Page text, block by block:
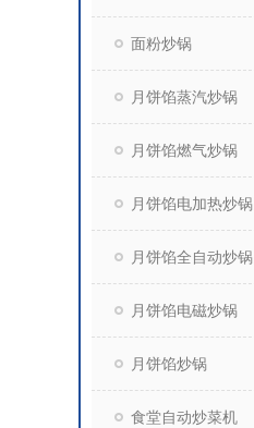
面粉炒锅
月饼馅蒸汽炒锅
月饼馅燃气炒锅
月饼馅电加热炒锅
月饼馅全自动炒锅
月饼馅电磁炒锅
月饼馅炒锅
食堂自动炒菜机